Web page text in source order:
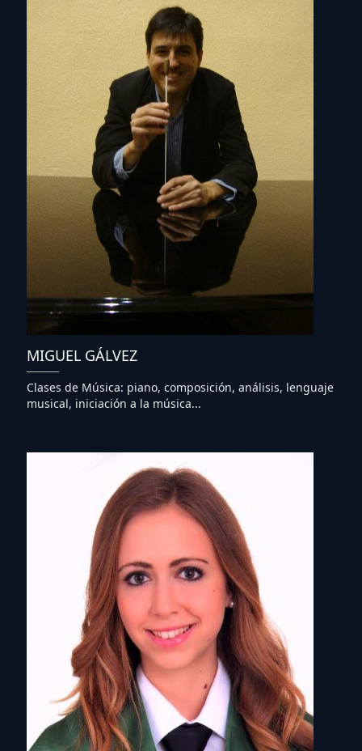
MIGUEL GÁLVEZ
Clases de Música: piano, composición, análisis, lenguaje
musical, iniciación a la música...